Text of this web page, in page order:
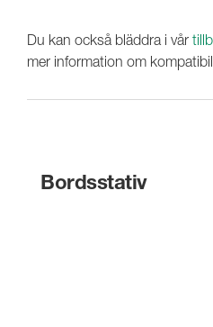
Du kan också bläddra i vår
mer information om
Bordsstativ